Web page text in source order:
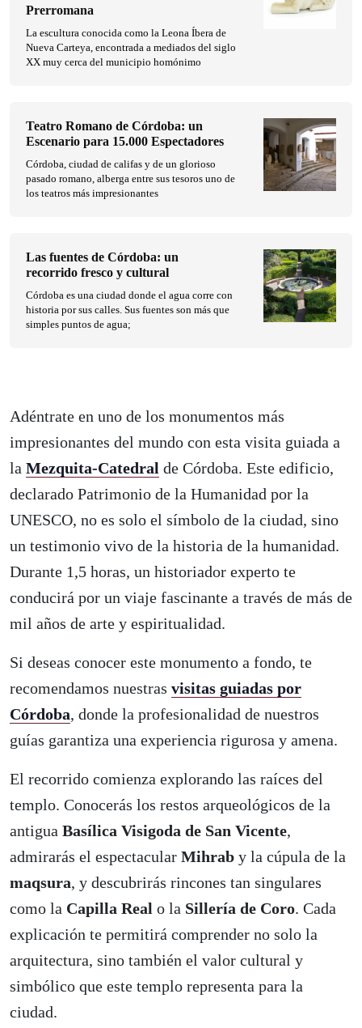
Adéntrate en uno de los monumentos más
impresionantes del mundo con esta visita guiada a
la Mezquita-Catedral de Córdoba. Este edificio,
declarado Patrimonio de la Humanidad por la
UNESCO, no es solo el símbolo de la ciudad, sino
un testimonio vivo de la historia de la humanidad.
Durante 1,5 horas, un historiador experto te
conducirá por un viaje fascinante a través de más de
mil años de arte y espiritualidad.
Si deseas conocer este monumento a fondo, te
recomendamos nuestras visitas guiadas por
Córdoba, donde la profesionalidad de nuestros
guías garantiza una experiencia rigurosa y amena.
El recorrido comienza explorando las raíces del
templo. Conocerás los restos arqueológicos de la
antigua Basílica Visigoda de San Vicente,
admirarás el espectacular Mihrab y la cúpula de la
maqsura, y descubrirás rincones tan singulares
como la Capilla Real o la Sillería de Coro. Cada
explicación te permitirá comprender no solo la
arquitectura, sino también el valor cultural y
simbólico que este templo representa para la
ciudad.
Prerromana
La escultura conocida como la Leona Íbera de
Nueva Carteya, encontrada a mediados del siglo
XX muy cerca del municipio homónimo
Teatro Romano de Córdoba: un
Escenario para 15.000 Espectadores
Córdoba, ciudad de califas y de un glorioso
pasado romano, alberga entre sus tesoros uno de
los teatros más impresionantes
Las fuentes de Córdoba: un
recorrido fresco y cultural
Córdoba es una ciudad donde el agua corre con
historia por sus calles. Sus fuentes son más que
simples puntos de agua;